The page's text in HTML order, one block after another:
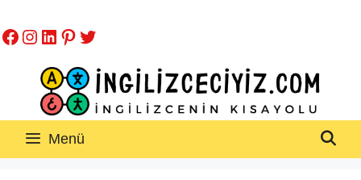
atla
Facebook
Instagram
LinkedIn
Pinterest
Twitter
Menü